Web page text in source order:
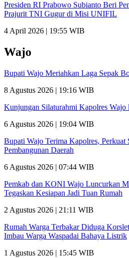
Presiden RI Prabowo Subianto Beri
Prajurit TNI Gugur di Misi UNIFIL
4 April 2026 | 19:55 WIB
Wajo
Bupati Wajo Meriahkan Laga Sepak
8 Agustus 2026 | 19:16 WIB
Kunjungan Silaturahmi Kapolres Wajo
6 Agustus 2026 | 19:04 WIB
Bupati Wajo Terima Kapolres, Perkuat
Pembangunan Daerah
6 Agustus 2026 | 07:44 WIB
Pemkab dan KONI Wajo Luncurkan
Tegaskan Kesiapan Jadi Tuan Rumah
2 Agustus 2026 | 21:11 WIB
Rumah Warga Terbakar Diduga
Imbau Warga Waspadai Bahaya Listrik
1 Agustus 2026 | 15:45 WIB